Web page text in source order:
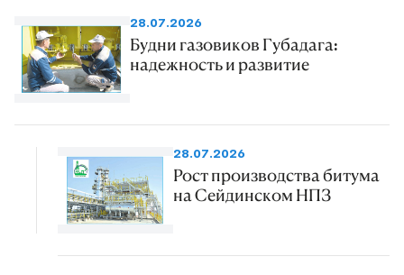
28.07.2026
Будни газовиков Губадага:
надежность и развитие
28.07.2026
Рост производства битума
на Сейдинском НПЗ